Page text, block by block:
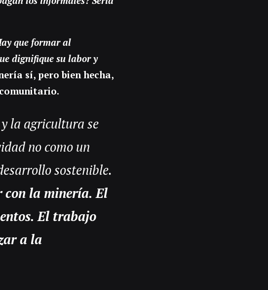
que formar al
dignifique su labor y
sí, pero bien hecha,
la agricultura se
no como un
sostenible.
con la minería. El
El trabajo
a la